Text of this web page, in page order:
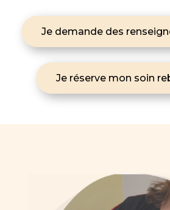
Je demande des
Je réserve mon soin